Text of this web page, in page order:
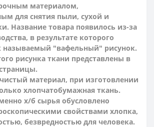
материалом,
для снятия пыли, сухой и
Название товара появилось из-за
в результате которого
называемый "вафельный" рисунок.
рисунка ткани представлены в
материал, при изготовлении
хлопчатобумажная ткань.
х/б сырья обусловлено
свойствами хлопка,
безвредностью для человека.